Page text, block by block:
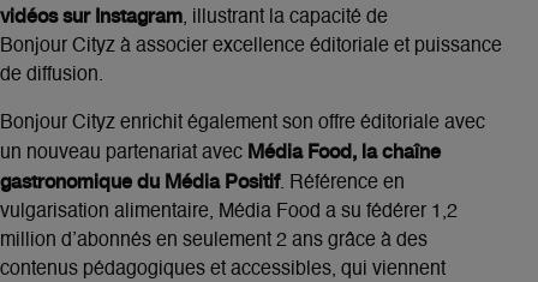
vidéos sur Instagram, illustrant la capacité de
Bonjour Cityz à associer excellence éditoriale et puissance
de diffusion.
Bonjour Cityz enrichit également son offre éditoriale avec
un nouveau partenariat avec Média Food, la chaîne
gastronomique du Média Positif. Référence en
vulgarisation alimentaire, Média Food a su fédérer 1,2
million d’abonnés en seulement 2 ans grâce à des
contenus pédagogiques et accessibles, qui viennent